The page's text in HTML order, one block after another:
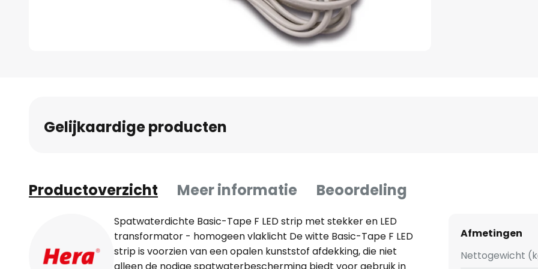
vanGelijkaardige producten
Productoverzicht Meer informatie Beoordeling
Spatwaterdichte Basic-Tape F LED strip met stekker en LED
transformator - homogeen vlaklicht De witte Basic-Tape F LED
strip is voorzien van een opalen kunststof afdekking, die niet
Afmetingen
Nettogewicht